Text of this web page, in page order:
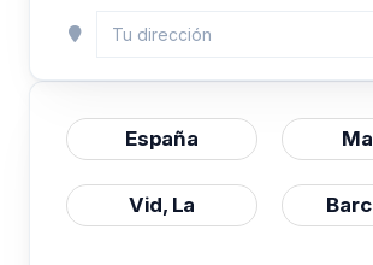
España
Vid, La